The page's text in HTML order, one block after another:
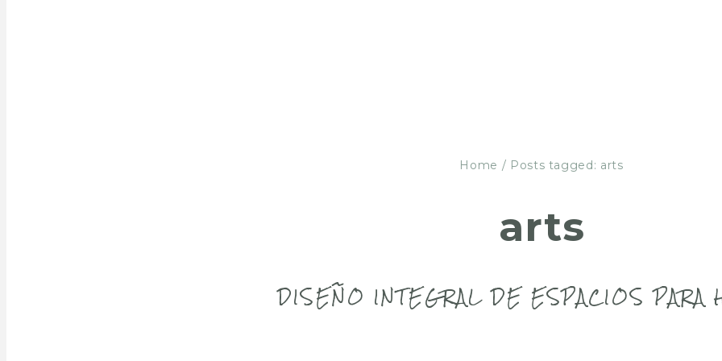
Home / Posts tagged: arts
arts
DISEÑO INTEGRAL DE ESPACIOS PARA